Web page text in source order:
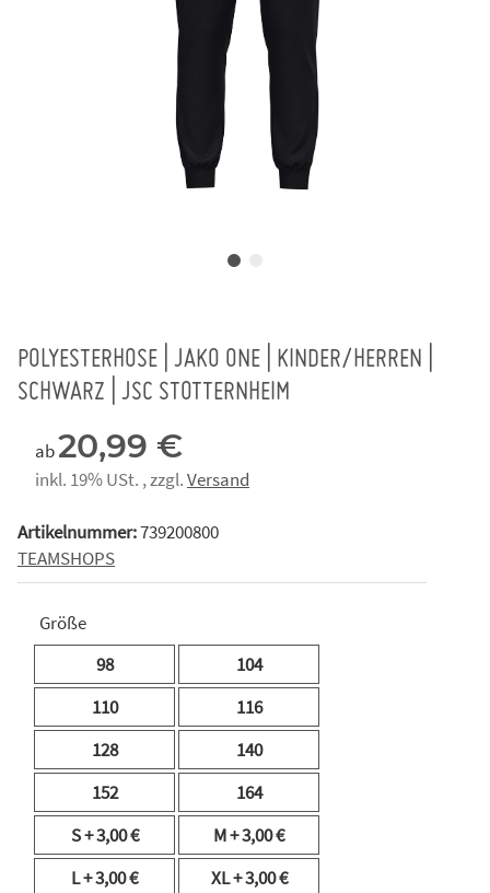
POLYESTERHOSE | JAKO ONE | KINDER/HERREN |
SCHWARZ | JSC STOTTERNHEIM
ab20,99 €
inkl. 19% USt. , zzgl.Versand
Artikelnummer:739200800
TEAMSHOPS
Größe
98
104
110
116
128
140
152
164
S+ 3,00 € M+ 3,00 €
L+ 3,00 € XL+ 3,00 €